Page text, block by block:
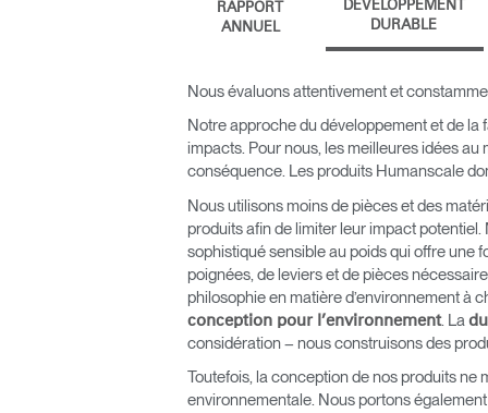
ORGANISATION DES CÂBLES
OUTILS DE BUREAU ERGONOMIQUES
RAPPORT
ANNUEL
DÉVELOPPEMENT
DURABLE
Nous évaluons attentivement et
Notre approche du développement et de
impacts. Pour nous, les meilleures idées
conséquence. Les produits Humanscale
Nous utilisons moins de pièces et des
produits afin de limiter leur impact
sophistiqué sensible au poids qui offre une
poignées, de leviers et de pièces
philosophie en matière d’environnement à
conception pour l’environnement. La
considération – nous construisons des
Toutefois, la conception de nos produits ne
environnementale. Nous portons